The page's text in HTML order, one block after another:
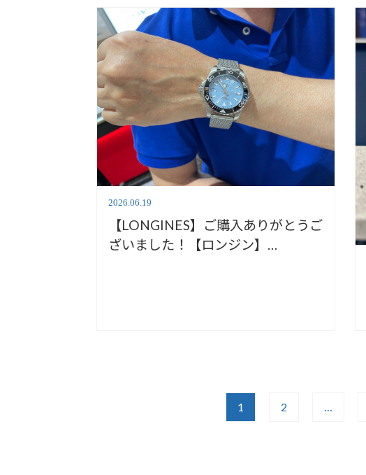
2026.06.19
【LONGINES】ご購入ありがとうご
ざいました！【ロンジン】
1 2